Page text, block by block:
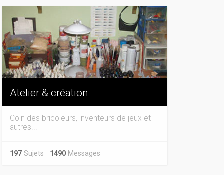
Atelier & création
Coin des bricoleurs, inventeurs de jeux et
autres...
197 Sujets 1490 Messages